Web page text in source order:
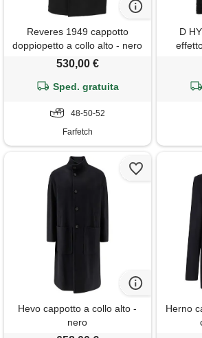
Reveres 1949 cappotto
doppiopetto a collo alto - nero
530,00 €
Sped. gratuita
48-50-52
Farfetch
D
Hevo cappotto a collo alto -
nero
Herno